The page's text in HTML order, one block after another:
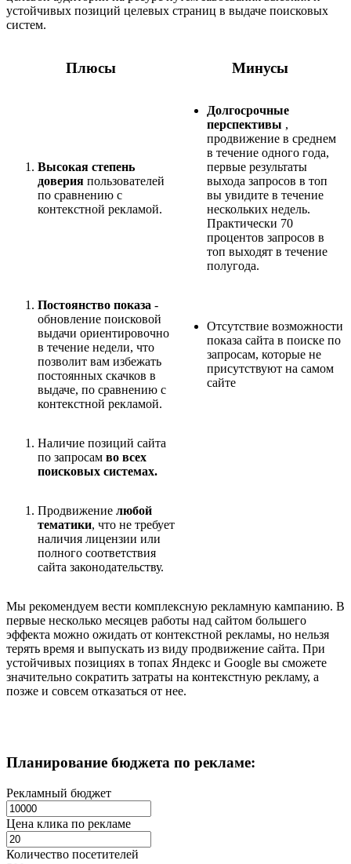
устойчивых позиций целевых страниц в выдаче поисковых
систем.
Плюсы Минусы
Высокая степень
доверия пользователей
по сравнению с
контекстной рекламой.
Долгосрочные
перспективы ,
продвижение в среднем
в течение одного года,
первые результаты
выхода запросов в топ
вы увидите в течение
нескольких недель.
Практически 70
процентов запросов в
топ выходят в течение
полугода.
Постоянство показа -
обновление поисковой
выдачи ориентировочно
в течение недели, что
позволит вам избежать
постоянных скачков в
выдаче, по сравнению с
контекстной рекламой.
Отсутствие возможности
показа сайта в поиске по
запросам, которые не
присутствуют на самом
сайте
Наличие позиций сайта
по запросам во всех
поисковых системах.
Продвижение любой
тематики, что не требует
наличия лицензии или
полного соответствия
сайта законодательству.
Мы рекомендуем вести комплексную рекламную кампанию. В
первые несколько месяцев работы над сайтом большего
эффекта можно ожидать от контекстной рекламы, но нельзя
терять время и выпускать из виду продвижение сайта. При
устойчивых позициях в топах Яндекс и Google вы сможете
значительно сократить затраты на контекстную рекламу, а
позже и совсем отказаться от нее.
Планирование бюджета по рекламе:
Рекламный бюджет
Цена клика по рекламе
Количество посетителей